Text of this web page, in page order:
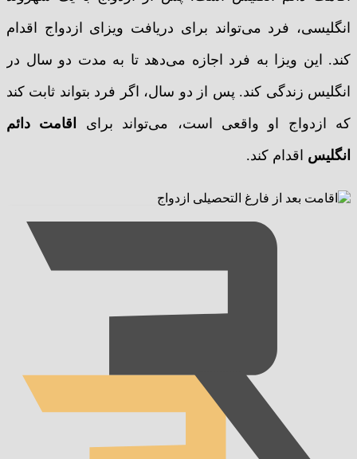
انگلیسی، فرد می‌تواند برای دریافت ویزای ازدواج اقدام
کند. این ویزا به فرد اجازه می‌دهد تا به مدت دو سال در
انگلیس زندگی کند. پس از دو سال، اگر فرد بتواند ثابت کند
که ازدواج او واقعی است، می‌تواند برای اقامت دائم
انگلیس اقدام کند.